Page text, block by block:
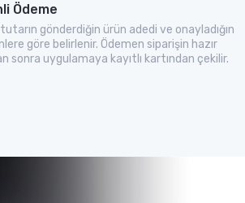
Ödeme
gönderdiğin ürün adedi ve onayladığın
göre belirlenir. Ödemen siparişin hazır
sonra uygulamaya kayıtlı kartından çekilir.